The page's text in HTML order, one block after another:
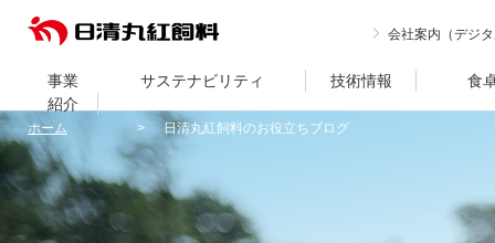
事業
紹介
サステナビリティ 技術情報 食
会社案内（デジ
ホーム 日清丸紅飼料のお役立ちブログ